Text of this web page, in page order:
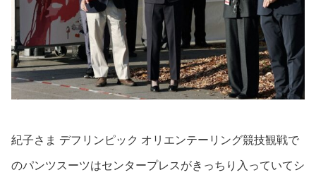
紀子さま デフリンピック オリエンテーリング競技観戦で
のパンツスーツはセンタープレスがきっちり入っていてシ